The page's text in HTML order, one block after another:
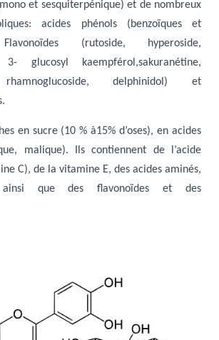
et sesquiterpénique) et de nombreux
acides phénols (benzoïques et
Flavonoïdes (rutoside, hyperoside,
3- glucosyl kaempférol,sakuranétine,
rhamnoglucoside, delphinidol) et
en sucre (10 % à15% d’oses), en acides
malique). Ils contiennent de l’acide
C), de la vitamine E, des acides aminés,
que des flavonoïdes et des